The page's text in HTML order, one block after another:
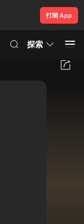
打開 App
探索